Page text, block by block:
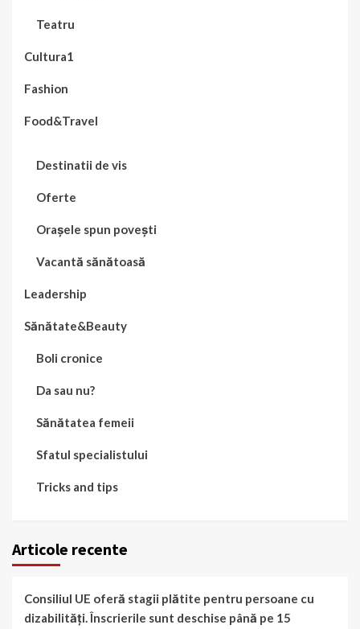
Teatru
Cultura1
Fashion
Food&Travel
Destinatii de vis
Oferte
Orașele spun povești
Vacantă sănătoasă
Leadership
Sănătate&Beauty
Boli cronice
Da sau nu?
Sănătatea femeii
Sfatul specialistului
Tricks and tips
Articole recente
Consiliul UE oferă stagii plătite pentru persoane cu
dizabilități. Înscrierile sunt deschise până pe 15